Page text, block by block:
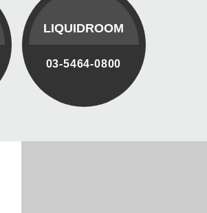
LIQUIDROOM
03-5464-0800